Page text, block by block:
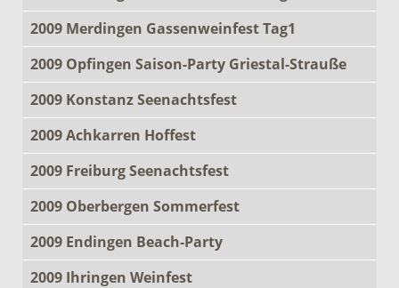
2009 Merdingen Gassenweinfest Tag1
2009 Opfingen Saison-Party Griestal-Strauße
2009 Konstanz Seenachtsfest
2009 Achkarren Hoffest
2009 Freiburg Seenachtsfest
2009 Oberbergen Sommerfest
2009 Endingen Beach-Party
2009 Ihringen Weinfest